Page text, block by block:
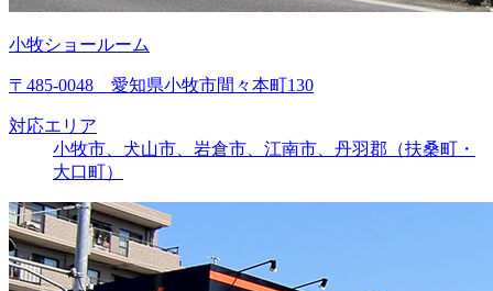
小牧ショールーム
〒485-0048 愛知県小牧市間々本町130
対応エリア
小牧市、犬山市、岩倉市、江南市、丹羽郡（扶桑町・
大口町）